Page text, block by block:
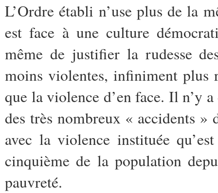
L’Ordre établi n’use plus de la
est face à une culture
même de justifier la rudesse
moins violentes, infiniment plus
que la violence d’en face. Il n’y
des très nombreux « accidents
avec la violence instituée
cinquième de la population
pauvreté.